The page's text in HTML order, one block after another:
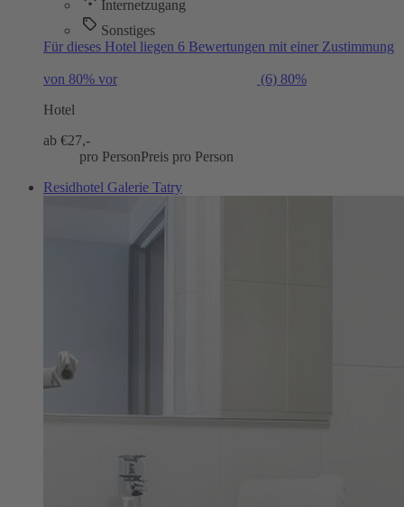
Internetzugang
Sonstiges
Für dieses Hotel liegen 6 Bewertungen mit einer Zustimmung
von 80% vor (6) 80%
Hotel
ab €27,-
pro PersonPreis pro Person
Residhotel Galerie Tatry